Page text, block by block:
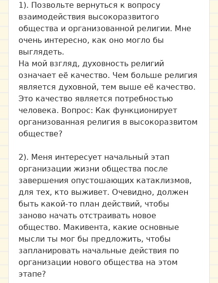
1). Позвольте вернуться к вопросу
взаимодействия высокоразвитого
общества и организованной религии. Мне
очень интересно, как оно могло бы
выглядеть.
На мой взгляд, духовность религий
означает её качество. Чем больше религия
является духовной, тем выше её качество.
Это качество является потребностью
человека. Вопрос: Как функционирует
организованная религия в высокоразвитом
обществе?
2). Меня интересует начальный этап
организации жизни общества после
завершения опустошающих катаклизмов,
для тех, кто выживет. Очевидно, должен
быть какой-то план действий, чтобы
заново начать отстраивать новое
общество. Макивента, какие основные
мысли ты мог бы предложить, чтобы
запланировать начальные действия по
организации нового общества на этом
этапе?